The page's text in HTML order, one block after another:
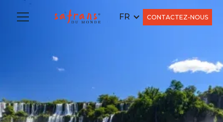
FR CONTACTEZ-NOUS